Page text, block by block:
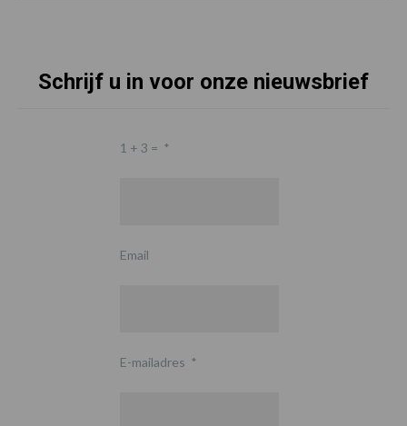
Schrijf u in voor onze nieuwsbrief
1 + 3 = *
Email
E-mailadres *